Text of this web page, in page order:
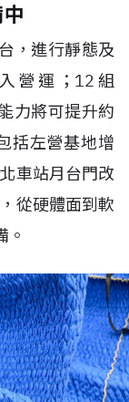
，進行靜態及
營運；12組
力將可提升約
括左營基地增
車站月台門改
從硬體面到軟
。